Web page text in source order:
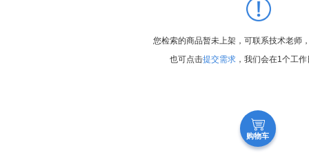
购物车
您检索的商品暂未上架，可联系技术老师
也可点击提交需求，我们会在1个工作